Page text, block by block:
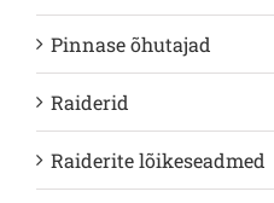
Pinnase õhutajad
Raiderid
Raiderite lõikeseadmed